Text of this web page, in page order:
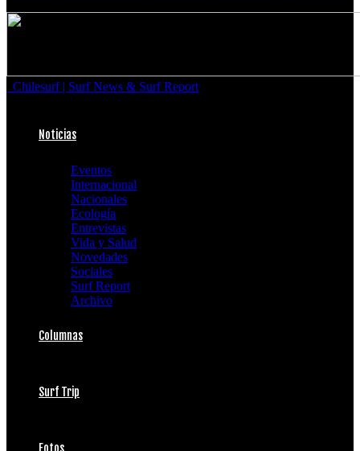
Chilesurf | Surf News & Surf Report
Noticias
Eventos
Internacional
Nacionales
Ecología
Entrevistas
Vida y Salud
Novedades
Sociales
Surf Report
Archivo
Columnas
Surf Trip
Fotos